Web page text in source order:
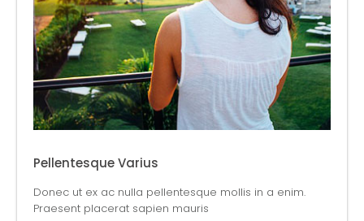
Pellentesque Varius
Donec ut ex ac nulla pellentesque mollis in a enim.
Praesent placerat sapien mauris